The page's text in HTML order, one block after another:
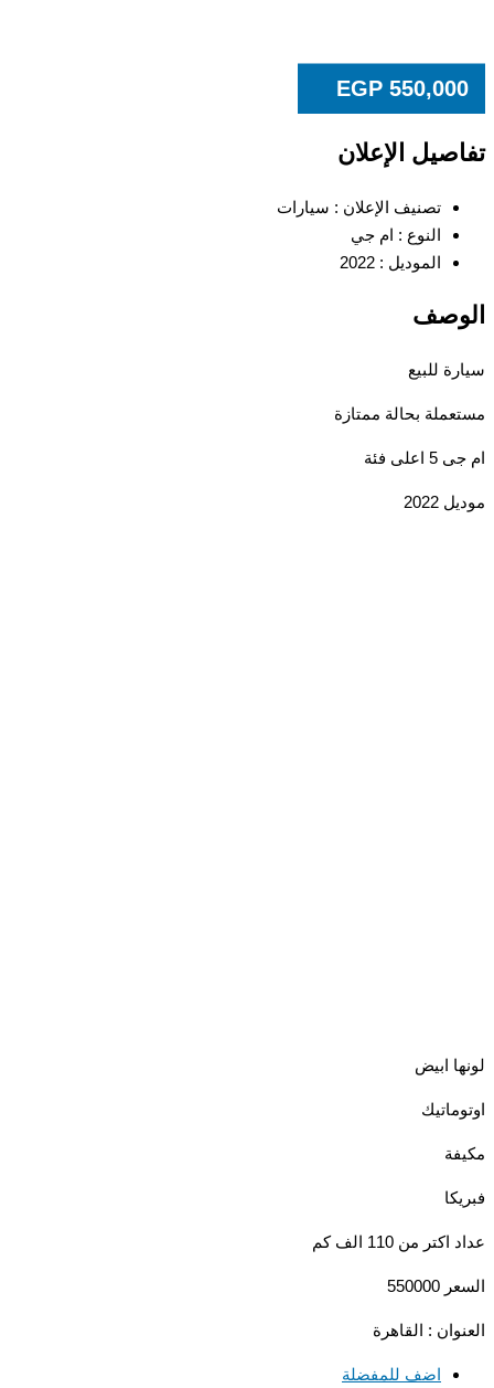
EGP
الإعلان
تصنيف الإعلان :سيارات
النوع :ام جي
الموديل :2022
للبيع
بحالة ممتازة
فئة
ابيض
من 110 الف كم
: القاهرة
اضف للمفضلة